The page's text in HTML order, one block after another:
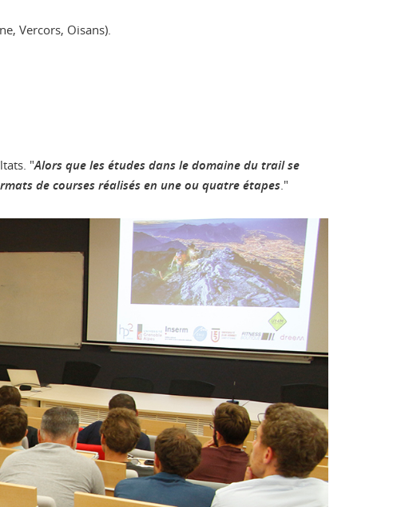
Vercors, Oisans).
"Alors que les études dans le domaine du trail se
de courses réalisés en une ou quatre étapes."